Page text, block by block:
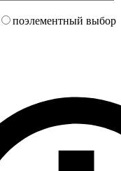
поэлементный выбор